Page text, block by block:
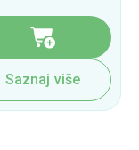
Saznaj više